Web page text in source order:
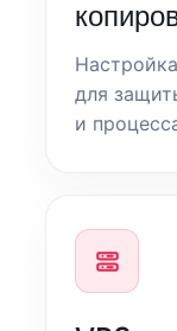
для
и